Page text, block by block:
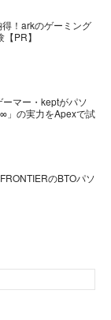
！arkのゲーミング
PR】
マー・keptがパソ
」の実力をApexで試
のBTOパソ